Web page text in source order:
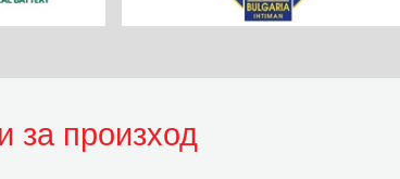
за произход